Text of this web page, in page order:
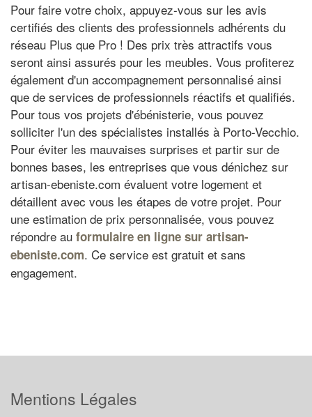
Pour faire votre choix, appuyez-vous sur les avis
certifiés des clients des professionnels adhérents du
réseau Plus que Pro ! Des prix très attractifs vous
seront ainsi assurés pour les meubles. Vous profiterez
également d'un accompagnement personnalisé ainsi
que de services de professionnels réactifs et qualifiés.
Pour tous vos projets d'ébénisterie, vous pouvez
solliciter l'un des spécialistes installés à Porto-Vecchio.
Pour éviter les mauvaises surprises et partir sur de
bonnes bases, les entreprises que vous dénichez sur
artisan-ebeniste.com évaluent votre logement et
détaillent avec vous les étapes de votre projet. Pour
une estimation de prix personnalisée, vous pouvez
répondre au formulaire en ligne sur artisan-
ebeniste.com. Ce service est gratuit et sans
engagement.
Mentions Légales